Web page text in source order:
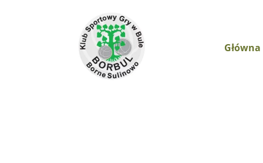
Główna